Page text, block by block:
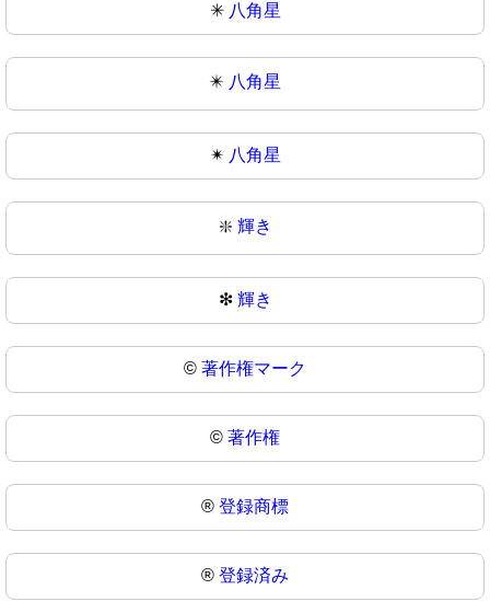
✳ 八角星
✴️ 八角星
✴ 八角星
❇️ 輝き
❇ 輝き
©️ 著作権マーク
© 著作権
®️ 登録商標
® 登録済み